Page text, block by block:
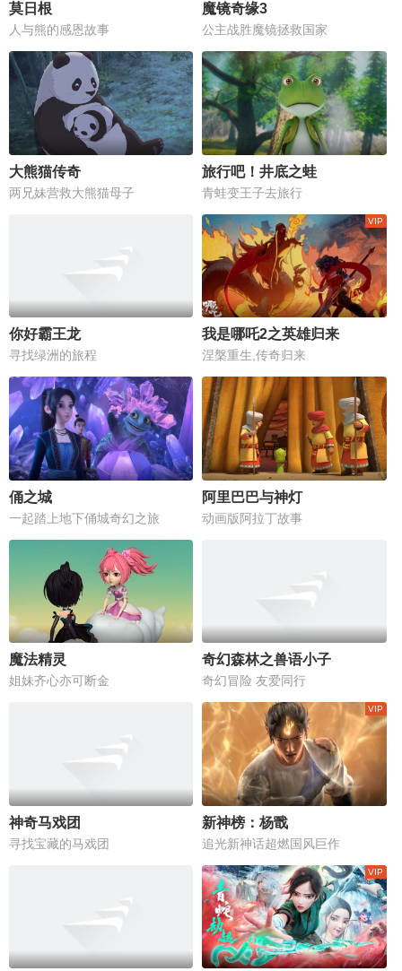
莫日根
人与熊的感恩故事
魔镜奇缘3
公主战胜魔镜拯救国家
大熊猫传奇
两兄妹营救大熊猫母子
旅行吧！井底之蛙
青蛙变王子去旅行
你好霸王龙
寻找绿洲的旅程
我是哪吒2之英雄归来
涅槃重生,传奇归来
俑之城
一起踏上地下俑城奇幻之旅
阿里巴巴与神灯
动画版阿拉丁故事
魔法精灵
姐妹齐心亦可断金
奇幻森林之兽语小子
奇幻冒险 友爱同行
神奇马戏团
寻找宝藏的马戏团
新神榜：杨戬
追光新神话超燃国风巨作